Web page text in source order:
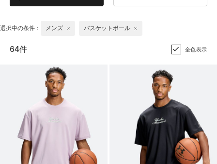
選択中の条件： メンズ バスケットボール
64件 全色表示